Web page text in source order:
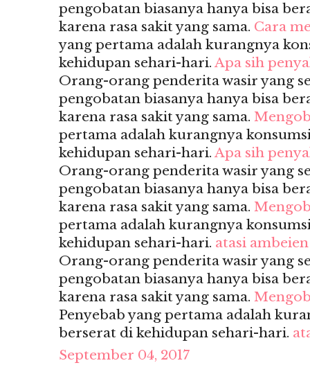
pengobatan biasanya hanya bisa
karena rasa sakit yang sama. Cara
yang pertama adalah kurangnya
kehidupan sehari-hari. Apa sih
Orang-orang penderita wasir yang
pengobatan biasanya hanya bisa
karena rasa sakit yang sama.
pertama adalah kurangnya
kehidupan sehari-hari. Apa sih
Orang-orang penderita wasir yang
pengobatan biasanya hanya bisa
karena rasa sakit yang sama.
pertama adalah kurangnya
kehidupan sehari-hari. atasi
Orang-orang penderita wasir yang
pengobatan biasanya hanya bisa
karena rasa sakit yang sama.
Penyebab yang pertama adalah
berserat di kehidupan sehari-hari.
September 04, 2017